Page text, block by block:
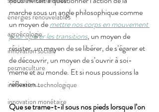
énergies renouvelables
agroécologie
innovation sociale
permaculture
innovation technologique
innovation monétaire
marche sous un angle philosophique comme
un moyen de mettre nos corps en mouvement
pour opérer les transitions, un moyen de
résister, un moyen de se libérer, de s’égarer et
de découvrir, un moyen de s’ouvrir à soi-
même et au monde. Et si nous poussions la
réflexion…
Que se trame-t-il sous nos pieds lorsque l’on